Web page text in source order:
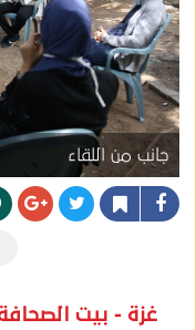
جانب من اللقاء
غزة - بيت